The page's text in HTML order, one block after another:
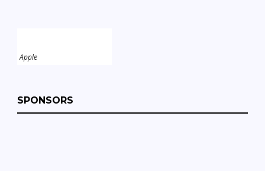
Apple
SPONSORS